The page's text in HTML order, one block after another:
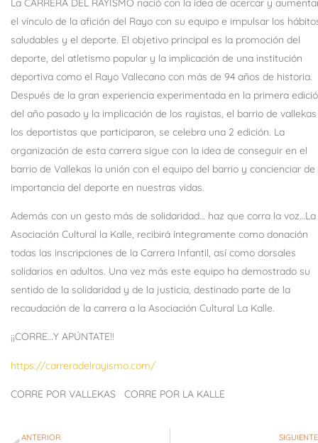
el vínculo de la afición del Rayo con su equipo e impulsar los
saludables y el deporte. El objetivo principal es la promoción del
deporte, del atletismo popular y la implicación de una institución
deportiva como el Rayo Vallecano con más de 94 años de historia.
Después de la gran experiencia experimentada en la primera
del año pasado y la implicación de los rayistas, el barrio de
los deportistas que participaron, se celebra una 2 edición. La
organización de esta carrera sigue con la idea de conseguir en el
barrio de Vallekas la unión con el equipo del barrio y concienciar de
importancia del deporte en nuestras vidas.
Además con un gesto más de solidaridad… haz que corra la voz…La
Asociación Cultural la Kalle, recibirá íntegramente como donación
todas las inscripciones de la Carrera Infantil, así como dorsales
solidarios en adultos. Una vez más este equipo ha demostrado su
sentido de la solidaridad y de la justicia, destinado parte de la
recaudación de la carrera a la Asociación Cultural La Kalle.
¡¡CORRE…Y APÚNTATE!!
https://carreradelrayismo.com/
CORRE POR VALLEKAS CORRE POR LA KALLE
ANTERIOR SIGUIENTE